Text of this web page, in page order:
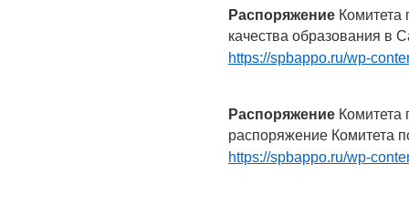
Распоряжение
качества образования в
https://spbappo.ru/wp-
Распоряжение
распоряжение Комитета
https://spbappo.ru/wp-